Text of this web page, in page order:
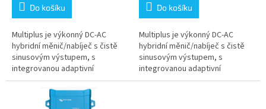
Do košíku
Multiplus je výkonný DC-AC
hybridní měnič/nabíječ s čistě
sinusovým výstupem, s
integrovanou adaptivní
nabíječkou baterií a ultra
rychlým transferovým
přepínačem zdroje napájení...
Do košíku
Multiplus je výkonný DC-AC
hybridní měnič/nabíječ s čistě
sinusovým výstupem, s
integrovanou adaptivní
nabíječkou baterií a ultra